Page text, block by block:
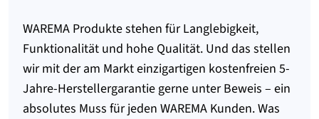
WAREMA Produkte stehen für Langlebigkeit,
Funktionalität und hohe Qualität. Und das stellen
wir mit der am Markt einzigartigen kostenfreien 5-
Jahre-Herstellergarantie gerne unter Beweis – ein
absolutes Muss für jeden WAREMA Kunden. Was